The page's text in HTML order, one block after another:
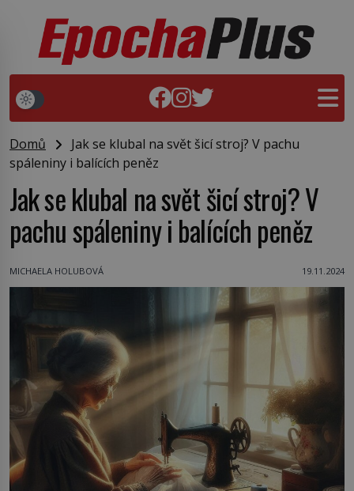
Domů
Jak se klubal na svět šicí stroj? V pachu
spáleniny i balících peněz
Jak se klubal na svět šicí stroj? V
pachu spáleniny i balících peněz
MICHAELA HOLUBOVÁ 19.11.2024